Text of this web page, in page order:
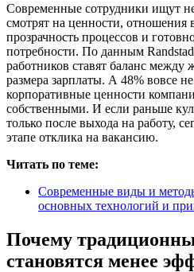
Современные сотрудники ищут
смотрят на ценности, отношения
прозрачность процессов и
потребности. По данным
работников ставят баланс
размера зарплаты. А 48% вовсе
корпоративные ценности
собственными. И если раньше
только после выхода на работу,
этапе отклика на вакансию.
Читать по теме:
Современные виды и
основных технологий и
Почему
становятся менее